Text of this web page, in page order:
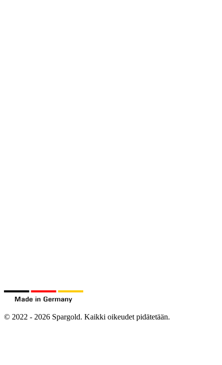
© 2022 - 2026 Spargold. Kaikki oikeudet pidätetään.